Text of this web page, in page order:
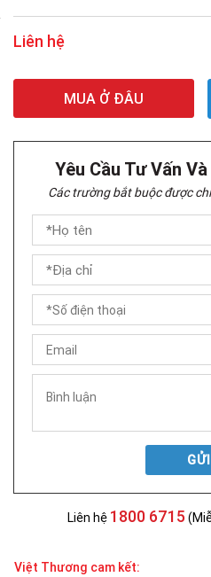
Liên hệ
MUA Ở ĐÂU
Yêu Cầu Tư Vấn
Các trường bắt buộc được
GỬI
Liên hệ 1800 6715
Việt Thương cam kết: